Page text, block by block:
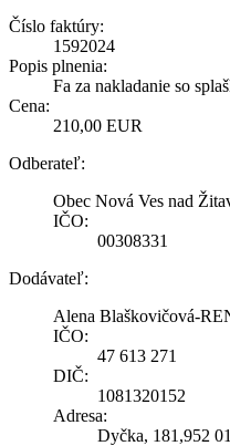
Číslo faktúry:
1592024
Popis plnenia:
Fa za nakladanie so
Cena:
210,00 EUR
Odberateľ:
Obec Nová Ves nad
IČO:
00308331
Dodávateľ:
Alena Blaškovičová-
IČO:
47 613 271
DIČ:
1081320152
Adresa:
Dyčka, 181,952